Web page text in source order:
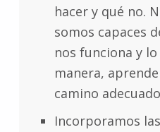
hacer y qué no.
somos capaces
nos funciona y
manera,
camino
Incorporamos